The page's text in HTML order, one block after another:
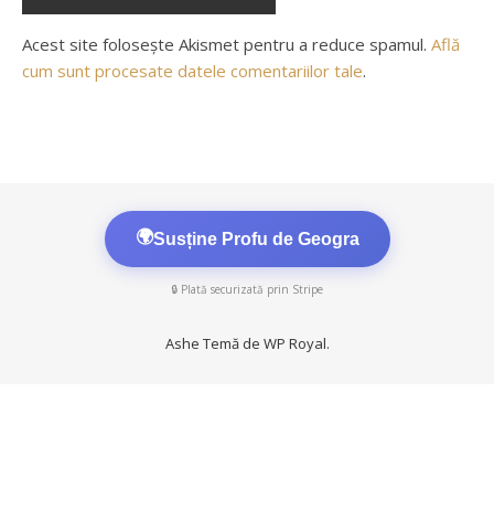
Acest site folosește Akismet pentru a reduce spamul. Află
cum sunt procesate datele comentariilor tale.
🌍Susține Profu de Geogra
🔒 Plată securizată prin Stripe
Ashe Temă de WP Royal.